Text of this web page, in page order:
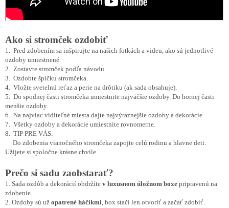
Ako si stromček ozdobiť
1. Pred zdobením sa inšpirujte na našich fotkách a videu, ako sú jednotlivé
ozdoby umiestnené.
2. Zostavte stromček podľa návodu.
3. Ozdobte špičku stromčeka.
4. Vložte svetelnú reťaz a perie na drôtiku (ak sada obsahuje).
5. Do spodnej časti stromčeka umiestnite najväčšie ozdoby. Do hornej časti
menšie ozdoby.
6. Na najviac viditeľné miesta dajte najvýraznejšie ozdoby a dekorácie.
7. Všetky ozdoby a dekorácie umiestnite rovnomerne.
8. TIP PRE VÁS:
Do zdobenia vianočného stromčeka zapojte celú rodinu a hlavne deti.
Užijete si spoločne krásne chvíle.
Prečo si sadu zaobstarať?
1. Sada ozdôb a dekorácií obdržíte v luxusnom úložnom boxe pripravenú na
zdobenie.
2. Ozdoby sú už opatrené háčikmi , box stačí len otvoriť a začať zdobiť.